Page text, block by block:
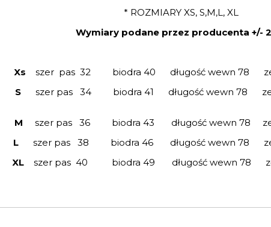
* ROZMIARY XS, S,M,L, XL
Wymiary podane przez producenta +/-
Xs
szer pas 32 biodra 40 długość wewn 78
S szer pas 34 biodra 41 długość wewn 78
M szer pas 36 biodra 43 długość wewn 78
L szer pas 38 biodra 46 długość wewn 78
XLszer pas 40 biodra 49 długość wewn 78